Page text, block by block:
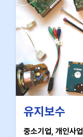
유지보수
중소기업, 개인사